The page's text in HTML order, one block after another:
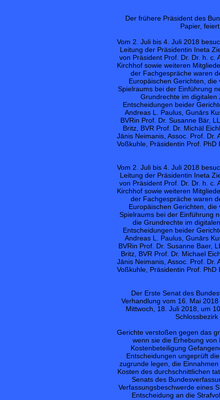
Der frühere Präsident des
Papier,
Vom 2. Juli bis 4. Juli 2018
Leitung der Präsidentin Ineta
von Präsident Prof. Dr. Dr. h. c.
Kirchhof sowie weiteren
der Fachgespräche waren
Europäischen Gerichten,
Spielraums bei der Einführung
Grundrechte im digitalen
Entscheidungen beider
Andreas L. Paulus, Gunārs
BVRin Prof. Dr. Susanne Bär,
Britz, BVR Prof. Dr. Michäl
Jānis Neimanis, Assoc. Prof. Dr.
Voßkuhle, Präsidentin Prof.
Vom 2. Juli bis 4. Juli 2018
Leitung der Präsidentin Ineta
von Präsident Prof. Dr. Dr. h. c.
Kirchhof sowie weiteren
der Fachgespräche waren
Europäischen Gerichten,
Spielraums bei der Einführung
die Grundrechte im
Entscheidungen beider
Andreas L. Paulus, Gunārs
BVRin Prof. Dr. Susanne Baer,
Britz, BVR Prof. Dr. Michael
Jānis Neimanis, Assoc. Prof. Dr.
Voßkuhle, Präsidentin Prof.
Der Erste Senat des
Verhandlung vom 16. Mai
Mittwoch, 18. Juli 2018, um
Gerichte verstoßen gegen das
wenn sie die Erhebung
Kostenbeteiligung
Entscheidungen ungeprüft
zugrunde legen, die
Kosten des durchschnittlichen
Senats des
Verfassungsbeschwerde eines
Entscheidung an die